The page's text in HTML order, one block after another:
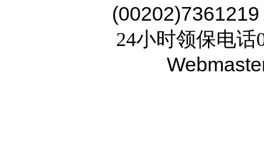
(00202)7361219
24小时领保电话